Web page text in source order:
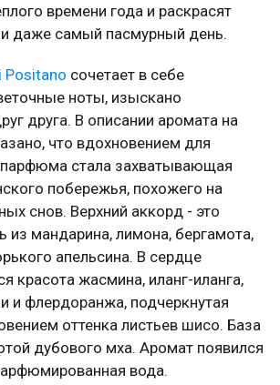
времени года и раскрасят
даже самый пасмурный день.
Positano сочетает в себе
ноты, изыскано
друга. В описании аромата на
что вдохновением для
парфюма стала захватывающая
побережья, похожего на
снов. Верхний аккорд - это
из мандарина, лимона, бергамота,
апельсина. В сердце
красота жасмина, иланг-иланга,
и флердоранжа, подчеркнутая
оттенка листьев шисо. База
дубового мха. Аромат появился
вода.